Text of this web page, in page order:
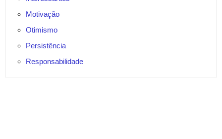
Motivação
Otimismo
Persistência
Responsabilidade